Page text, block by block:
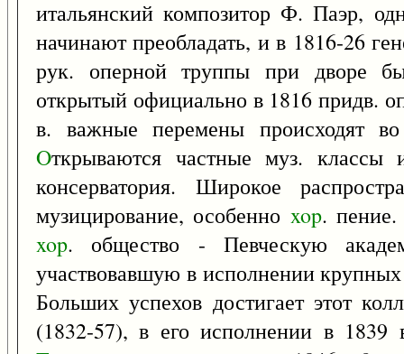
итальянский композитор Ф. Паэр,
начинают преобладать, и в 1816-26
рук. оперной труппы при дворе
открытый официально в 1816 придв.
в. важные перемены происходят
Oткрываются частные муз.
консерватория. Широкое
музицирование, особенно xop.
xop. общество - Певческую
участвовавшую в исполнении
Больших успехов достигает этот
(1832-57), в его исполнении в 1839